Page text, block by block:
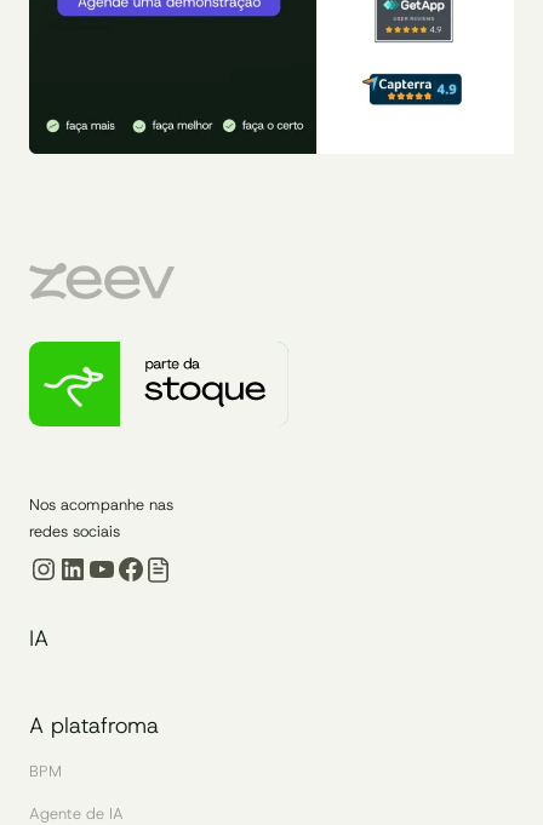
Nos acompanhe nas
redes sociais
Instagram
LinkedIn
Youtube
Facebook
IA
A platafroma
BPM
Agente de IA